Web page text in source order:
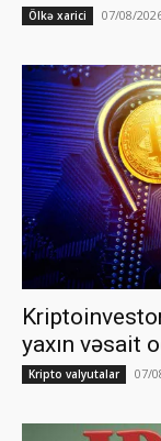
Ölkə xarici 07/08/
yaxın vəsait
Kripto valyutalar 07/